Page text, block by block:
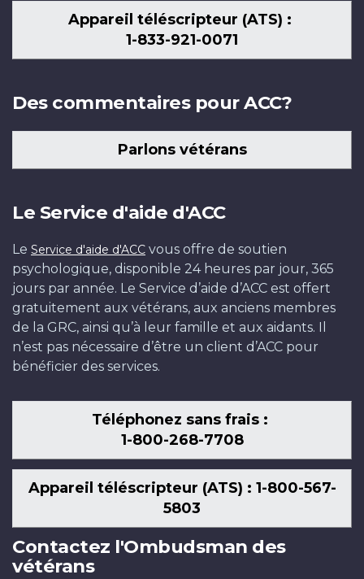
Appareil téléscripteur (ATS) :
1-833-921-0071
Des commentaires pour ACC?
Parlons vétérans
Le Service d'aide d'ACC
Le Service d'aide d'ACC vous offre de soutien
psychologique, disponible 24 heures par jour, 365
jours par année. Le Service d’aide d’ACC est offert
gratuitement aux vétérans, aux anciens membres
de la GRC, ainsi qu’à leur famille et aux aidants. Il
n’est pas nécessaire d’être un client d’ACC pour
bénéficier des services.
Téléphonez sans frais :
1-800-268-7708
Appareil téléscripteur (ATS) : 1-800-567-
5803
Contactez l'Ombudsman des
vétérans